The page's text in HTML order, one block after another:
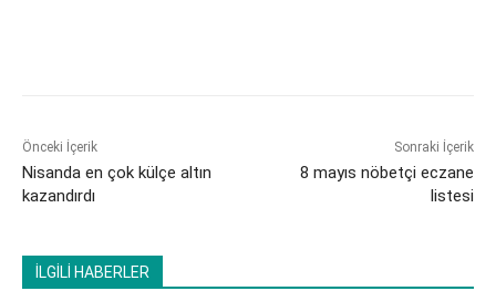
Önceki İçerik
Nisanda en çok külçe altın
kazandırdı
Sonraki İçerik
8 mayıs nöbetçi eczane
listesi
İLGİLİ HABERLER